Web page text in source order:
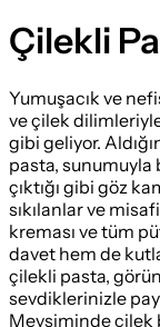
Çilekli
Yumuşacık ve
ve çilek
gibi geliyor.
pasta, sunumuyla
çıktığı gibi göz
sıkılanlar ve
kreması ve tüm
davet hem de
çilekli pasta,
sevdiklerinizle
Mevsiminde çilek